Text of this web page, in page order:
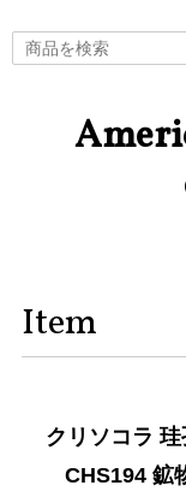
Item
クリソコラ
CHS194 鉱